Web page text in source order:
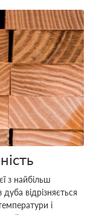
з найбільш
відрізняється
і